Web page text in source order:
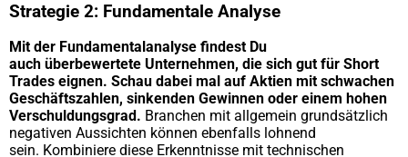
Strategie 2: Fundamentale Analyse
Mit der Fundamentalanalyse findest Du
auch überbewertete Unternehmen, die sich gut für Short
Trades eignen. Schau dabei mal auf Aktien mit schwachen
Geschäftszahlen, sinkenden Gewinnen oder einem hohen
Verschuldungsgrad. Branchen mit allgemein grundsätzlich
negativen Aussichten können ebenfalls lohnend
sein. Kombiniere diese Erkenntnisse mit technischen